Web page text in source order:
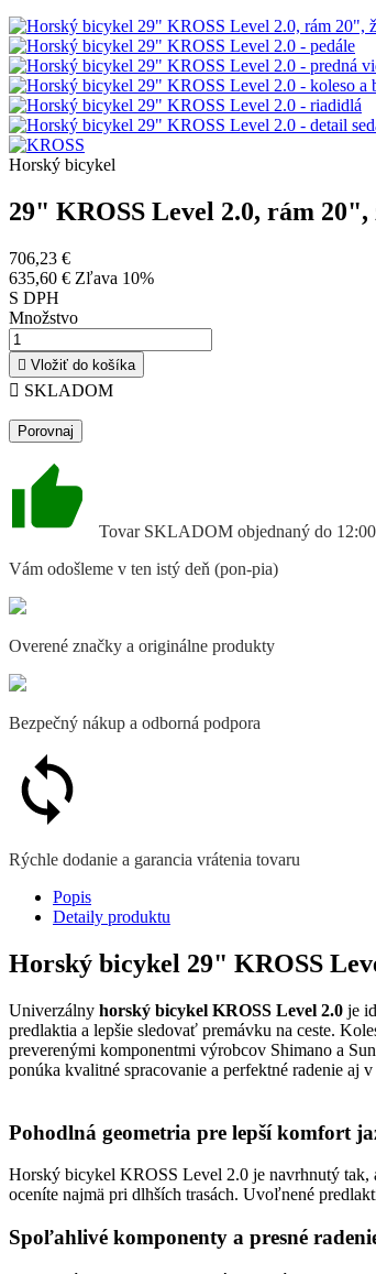
Horský bicykel
29" KROSS Level 2.0, rám
706,23 €
635,60 € Zľava 10%
S DPH
Množstvo
 Vložiť do košíka
 SKLADOM
Porovnaj
Tovar SKLADOM objednaný do
Vám odošleme v ten istý deň (pon-pia)
Overené značky a originálne produkty
Bezpečný nákup a odborná podpora
Rýchle dodanie a garancia vrátenia tovaru
Popis
Detaily produktu
Horský bicykel 29" KROSS
Univerzálny horský bicykel KROSS Level 2.0 je
predlaktia a lepšie sledovať premávku na ceste.
preverenými komponentmi výrobcov Shimano a
ponúka kvalitné spracovanie a perfektné radenie aj
Pohodlná geometria pre lepší komfort
Horský bicykel KROSS Level 2.0 je navrhnutý tak,
oceníte najmä pri dlhších trasách. Uvoľnené
Spoľahlivé komponenty a presné